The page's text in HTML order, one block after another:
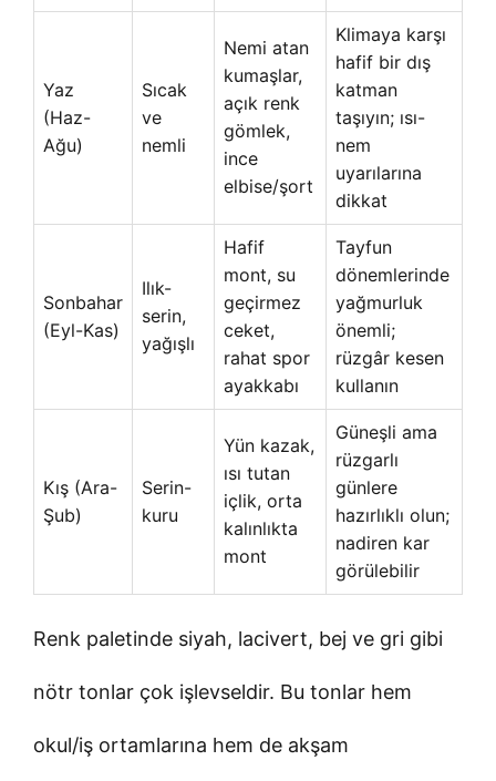
Yaz
(Haz-
Ağu)
Sıcak
ve
nemli
Nemi atan
kumaşlar,
açık renk
gömlek,
ince
elbise/şort
Klimaya karşı
hafif bir dış
katman
taşıyın; ısı-
nem
uyarılarına
dikkat
Sonbahar
(Eyl-Kas)
Ilık-
serin,
yağışlı
Hafif
mont, su
geçirmez
ceket,
rahat spor
ayakkabı
Tayfun
dönemlerinde
yağmurluk
önemli;
rüzgâr kesen
kullanın
Kış (Ara-
Şub)
Serin-
kuru
Yün kazak,
ısı tutan
içlik, orta
kalınlıkta
mont
Güneşli ama
rüzgarlı
günlere
hazırlıklı olun;
nadiren kar
görülebilir
Renk paletinde siyah, lacivert, bej ve gri gibi
nötr tonlar çok işlevseldir. Bu tonlar hem
okul/iş ortamlarına hem de akşam